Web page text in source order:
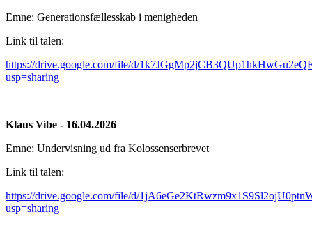
Emne: Generationsfællesskab i menigheden
Link til talen:
https://drive.google.com/file/d/
usp=sharing
Klaus Vibe - 16.04.2026
Emne: Undervisning ud fra Kolossenserbrevet
Link til talen:
https://drive.google.com/file/d/
usp=sharing